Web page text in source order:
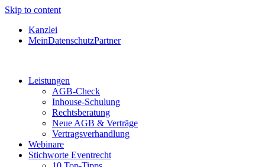
Skip to content
Kanzlei
MeinDatenschutzPartner
Leistungen
AGB-Check
Inhouse-Schulung
Rechtsberatung
Neue AGB & Verträge
Vertragsverhandlung
Webinare
Stichworte Eventrecht